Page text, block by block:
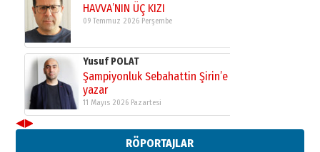
HAVVA’NIN ÜÇ KIZI
09 Temmuz 2026 Perşembe
Yusuf POLAT
Şampiyonluk Sebahattin Şirin’e
yazar
11 Mayıs 2026 Pazartesi
Neşat YALÇIN
Paranın Aile Kültüründeki Yeri
◀▶
RÖPORTAJLAR